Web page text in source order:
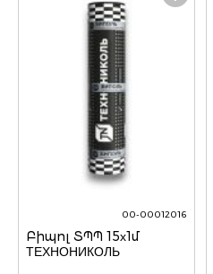
00-00012016
Բիպոլ ՏՊՊ 15х1մ
ТЕХНОНИКОЛЬ